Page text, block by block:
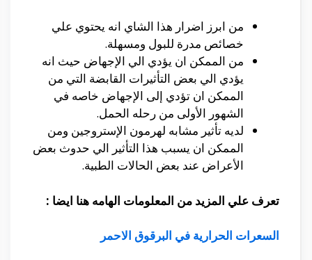
من ابرز اضرار هذا الشاي انه يحتوي علي
خصائص مدرة للبول ومسهلة.
من الممكن ان يؤدي الي الإجهاض حيث انه
يؤدي الي بعض التأثيرات القابضة التي من
الممكن ان تؤدي إلى الإجهاض خاصه في
الشهور الأولى من رحله الحمل.
لديه تأثير مشابه لهرمون الإستروجين ومن
الممكن ان يسبب هذا التأثير الي حدوث بعض
الأعراض عند بعض الحالات الطبية.
تعرف علي المزيد من المعلومات الهامه هنا ايضا :
السعرات الحرارية في البرقوق الاحمر